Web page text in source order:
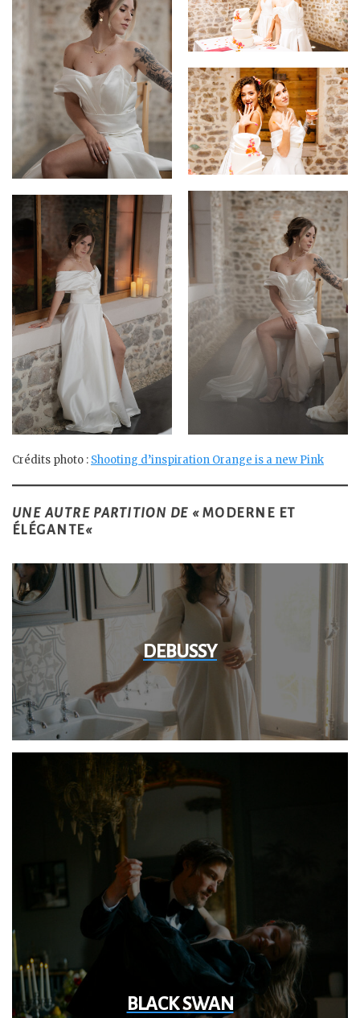
Crédits photo : Shooting d’inspiration Orange is a new Pink
UNE AUTRE PARTITION DE « MODERNE ET
ÉLÉGANTE«
DEBUSSY
BLACK SWAN